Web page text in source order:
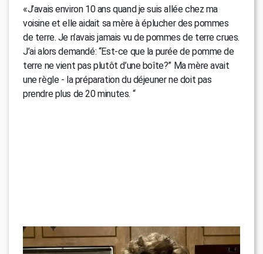
«J’avais environ 10 ans quand je suis allée chez ma
voisine et elle aidait sa mère à éplucher des pommes
de terre. Je n’avais jamais vu de pommes de terre crues.
J’ai alors demandé: “Est-ce que la purée de pomme de
terre ne vient pas plutôt d’une boîte?” Ma mère avait
une règle - la préparation du déjeuner ne doit pas
prendre plus de 20 minutes. “